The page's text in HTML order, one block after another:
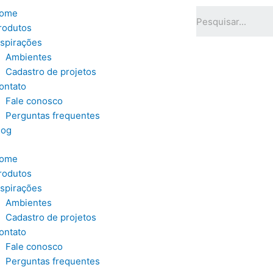
Ambientes
Cadastro de projetos
Fale conosco
Perguntas frequentes
Ambientes
Cadastro de projetos
Fale conosco
Perguntas frequentes